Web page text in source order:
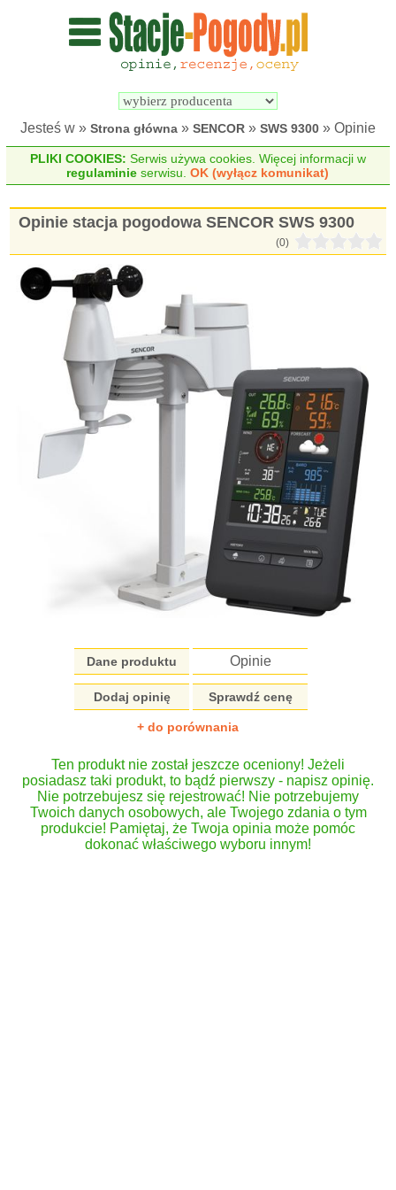
Wyszukiwarka
pogodowych
Jesteś w » Strona główna » SENCOR » SWS 9300 » Opinie
PLIKI COOKIES: Serwis używa cookies. Więcej informacji w
regulaminie serwisu.OK (wyłącz komunikat)
Opinie stacja pogodowa SENCOR SWS 9300
(0)
Dane produktu Opinie
Dodaj opinię Sprawdź cenę
+ do porównania
Ten produkt nie został jeszcze oceniony! Jeżeli
posiadasz taki produkt, to bądź pierwszy - napisz opinię.
Nie potrzebujesz się rejestrować! Nie potrzebujemy
Twoich danych osobowych, ale Twojego zdania o tym
produkcie! Pamiętaj, że Twoja opinia może pomóc
dokonać właściwego wyboru innym!